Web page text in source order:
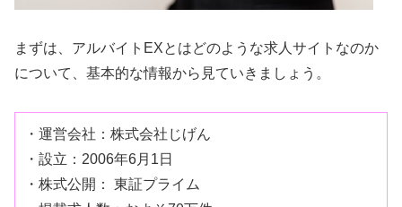
まずは、アルバイトEXとはどのような求人サイトなのか
について、基本的な情報から見ていきましょう。
・運営会社：株式会社じげん
・設立：2006年6月1日
・株式公開： 東証プライム